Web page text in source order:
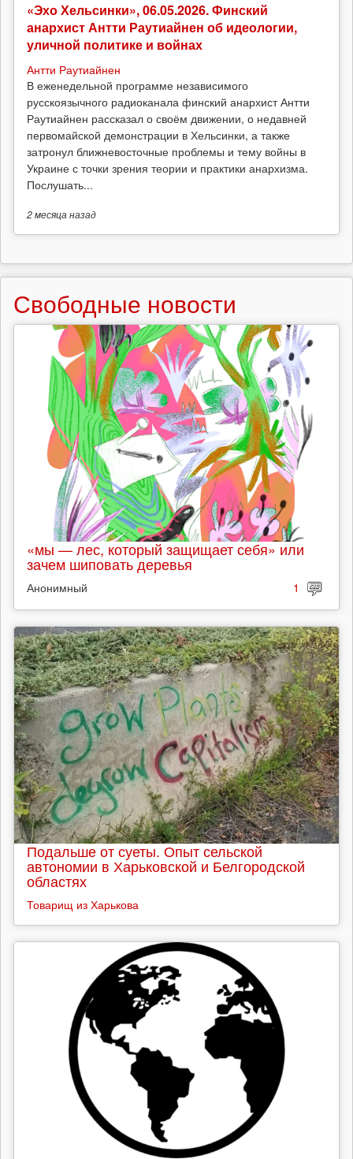
«Эхо Хельсинки», 06.05.2026. Финский
анархист Антти Раутиайнен об идеологии,
уличной политике и войнах
Антти Раутиайнен
В еженедельной программе независимого
русскоязычного радиоканала финский анархист Антти
Раутиайнен рассказал о своём движении, о недавней
первомайской демонстрации в Хельсинки, а также
затронул ближневосточные проблемы и тему войны в
Украине с точки зрения теории и практики анархизма.
Послушать...
2 месяца назад
Свободные новости
«мы — лес, который защищает себя» или
зачем шиповать деревья
Анонимный 1
Подальше от суеты. Опыт сельской
автономии в Харьковской и Белгородской
областях
Товарищ из Харькова